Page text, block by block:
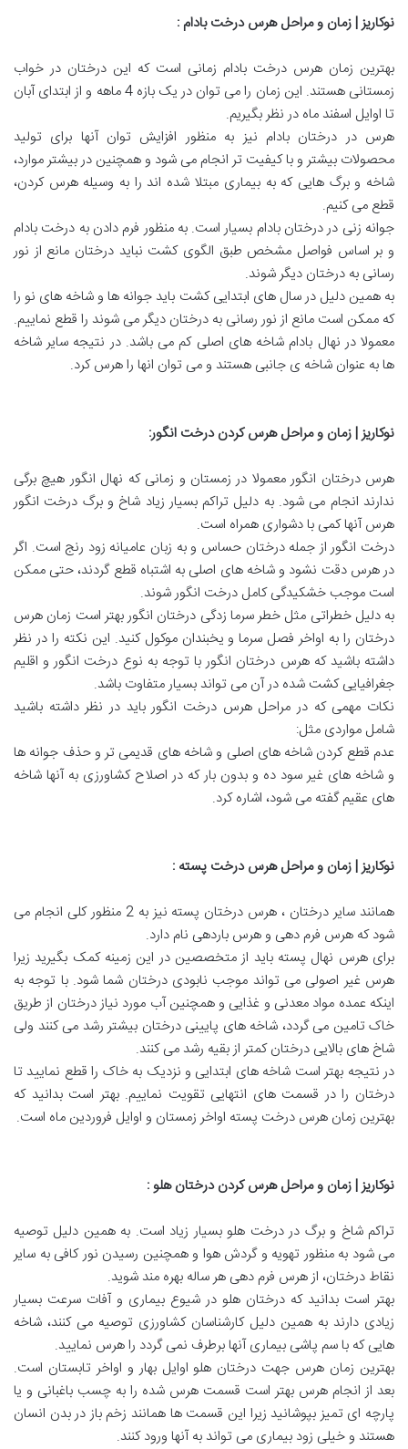
نوکاریز | زمان و مراحل هرس درخت بادام :
بهترین زمان هرس درخت بادام زمانی است که این درختان در خواب
زمستانی هستند. این زمان را می توان در یک بازه 4 ماهه و از ابتدای آبان
تا اوایل اسفند ماه در نظر بگیریم.
هرس در درختان بادام نیز به منظور افزایش توان آنها برای تولید
محصولات بیشتر و با کیفیت تر انجام می شود و همچنین در بیشتر موارد،
شاخه و برگ هایی که به بیماری مبتلا شده اند را به وسیله هرس کردن،
قطع می کنیم.
جوانه زنی در درختان بادام بسیار است. به منظور فرم دادن به درخت بادام
و بر اساس فواصل مشخص طبق الگوی کشت نباید درختان مانع از نور
رسانی به درختان دیگر شوند.
به همین دلیل در سال های ابتدایی کشت باید جوانه ها و شاخه های نو را
که ممکن است مانع از نور رسانی به درختان دیگر می شوند را قطع نماییم.
معمولا در نهال بادام شاخه های اصلی کم می باشد. در نتیجه سایر شاخه
ها به عنوان شاخه ی جانبی هستند و می توان انها را هرس کرد.
نوکاریز | زمان و مراحل هرس کردن درخت انگور:
هرس درختان انگور معمولا در زمستان و زمانی که نهال انگور هیچ برگی
ندارند انجام می شود. به دلیل تراکم بسیار زیاد شاخ و برگ درخت انگور
هرس آنها کمی با دشواری همراه است.
درخت انگور از جمله درختان حساس و به زبان عامیانه زود رنج است. اگر
در هرس دقت نشود و شاخه های اصلی به اشتباه قطع گردند، حتی ممکن
است موجب خشکیدگی کامل درخت انگور شوند.
به دلیل خطراتی مثل خطر سرما زدگی درختان انگور بهتر است زمان هرس
درختان را به اواخر فصل سرما و یخبندان موکول کنید. این نکته را در نظر
داشته باشید که هرس درختان انگور با توجه به نوع درخت انگور و اقلیم
جغرافیایی کشت شده در آن می تواند بسیار متفاوت باشد.
نکات مهمی که در مراحل هرس درخت انگور باید در نظر داشته باشید
شامل مواردی مثل:
عدم قطع کردن شاخه های اصلی و شاخه های قدیمی تر و حذف جوانه ها
و شاخه های غیر سود ده و بدون بار که در اصلاح کشاورزی به آنها شاخه
های عقیم گفته می شود، اشاره کرد.
نوکاریز | زمان و مراحل هرس درخت پسته :
همانند سایر درختان ، هرس درختان پسته نیز به 2 منظور کلی انجام می
شود که هرس فرم دهی و هرس باردهی نام دارد.
برای هرس نهال پسته باید از متخصصین در این زمینه کمک بگیرید زیرا
هرس غیر اصولی می تواند موجب نابودی درختان شما شود. با توجه به
اینکه عمده مواد معدنی و غذایی و همچنین آب مورد نیاز درختان از طریق
خاک تامین می گردد، شاخه های پایینی درختان بیشتر رشد می کنند ولی
شاخ های بالایی درختان کمتر از بقیه رشد می کنند.
در نتیجه بهتر است شاخه های ابتدایی و نزدیک به خاک را قطع نمایید تا
درختان را در قسمت های انتهایی تقویت نماییم. بهتر است بدانید که
بهترین زمان هرس درخت پسته اواخر زمستان و اوایل فروردین ماه است.
نوکاریز | زمان و مراحل هرس کردن درختان هلو:
تراکم شاخ و برگ در درخت هلو بسیار زیاد است. به همین دلیل توصیه
می شود به منظور تهویه و گردش هوا و همچنین رسیدن نور کافی به سایر
نقاط درختان، از هرس فرم دهی هر ساله بهره مند شوید.
بهتر است بدانید که درختان هلو در شیوع بیماری و آفات سرعت بسیار
زیادی دارند به همین دلیل کارشناسان کشاورزی توصیه می کنند، شاخه
هایی که با سم پاشی بیماری آنها برطرف نمی گردد را هرس نمایید.
بهترین زمان هرس جهت درختان هلو اوایل بهار و اواخر تابستان است.
بعد از انجام هرس بهتر است قسمت هرس شده را به چسب باغبانی و یا
پارچه ای تمیز بپوشانید زیرا این قسمت ها همانند زخم باز در بدن انسان
هستند و خیلی زود بیماری می تواند به آنها ورود کنند.